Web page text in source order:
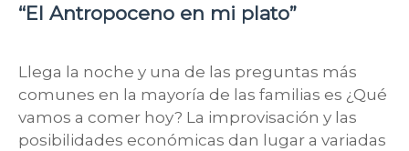
“El Antropoceno en mi plato”
Llega la noche y una de las preguntas más
comunes en la mayoría de las familias es ¿Qué
vamos a comer hoy? La improvisación y las
posibilidades económicas dan lugar a variadas